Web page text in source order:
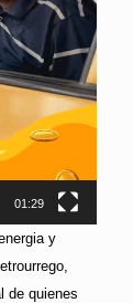
01:29
y
de quienes